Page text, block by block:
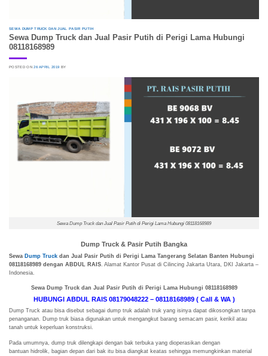
SEWA DUMP TRUCK DAN JUAL PASIR PUTIH
Sewa Dump Truck dan Jual Pasir Putih di Perigi Lama Hubungi
08118168989
POSTED ON26 APRIL 2019 BY
Sewa Dump Truck dan Jual Pasir Putih di Perigi Lama Hubungi 08118168989
Dump Truck & Pasir Putih Bangka
Sewa Dump Truck dan Jual Pasir Putih di Perigi Lama Tangerang Selatan Banten Hubungi
08118168989 dengan ABDUL RAIS . Alamat Kantor Pusat di Cilincing Jakarta Utara, DKI Jakarta –
Indonesia.
Sewa Dump Truck dan Jual Pasir Putih di Perigi Lama Hubungi 08118168989
HUBUNGI ABDUL RAIS 08179048222 – 08118168989 ( Call & WA )
Dump Truck atau bisa disebut sebagai dump truk adalah truk yang isinya dapat dikosongkan tanpa
penanganan. Dump truk biasa digunakan untuk mengangkut barang semacam pasir, kerikil atau
tanah untuk keperluan konstruksi.
Pada umumnya, dump truk dilengkapi dengan bak terbuka yang dioperasikan dengan
bantuan hidrolik, bagian depan dari bak itu bisa diangkat keatas sehingga memungkinkan material